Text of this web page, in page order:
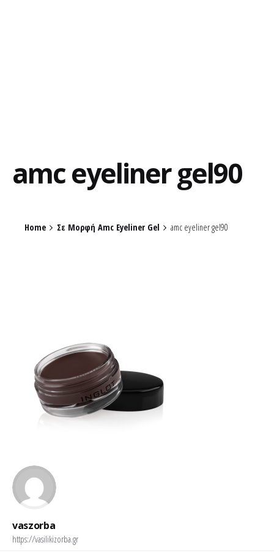
amc eyeliner gel90
Home Σε Μορφή Amc Eyeliner Gel amc eyeliner gel90
vaszorba
https://vasilikizorba.gr